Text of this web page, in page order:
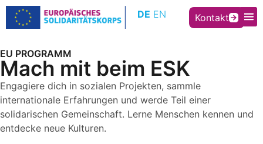
springen
Kontakt
DE EN
EU PROGRAMM
Mach mit beim ESK
Engagiere dich in sozialen Projekten, sammle
internationale Erfahrungen und werde Teil einer
solidarischen Gemeinschaft. Lerne Menschen kennen und
entdecke neue Kulturen.